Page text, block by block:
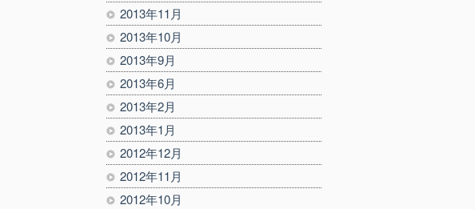
2013年11月
2013年10月
2013年9月
2013年6月
2013年2月
2013年1月
2012年12月
2012年11月
2012年10月